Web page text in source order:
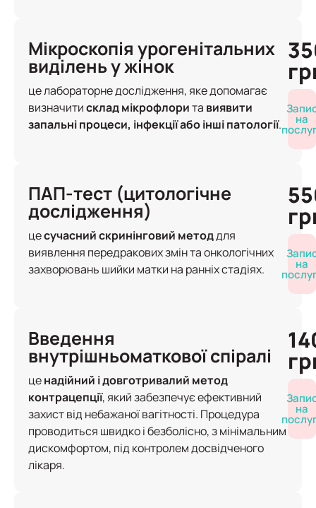
Мікроскопія урогенітальних
виділень у жінок
це лабораторне дослідження, яке допомагає
визначитисклад мікрофлорита виявити
запальні процеси, інфекції або інші патології. на
ПАП-тест (цитологічне
дослідження)
цесучасний скринінговий методдля
виявлення передракових змін та онкологічних
захворювань шийки матки на ранніх стадіях.
на
Введення
внутрішньоматкової спіралі
ценадійний і довготривалий метод
контрацепції, який забезпечує ефективний
захист від небажаної вагітності. Процедура
проводиться швидко і безболісно, з мінімальним
дискомфортом, під контролем досвідченого
лікаря.
на